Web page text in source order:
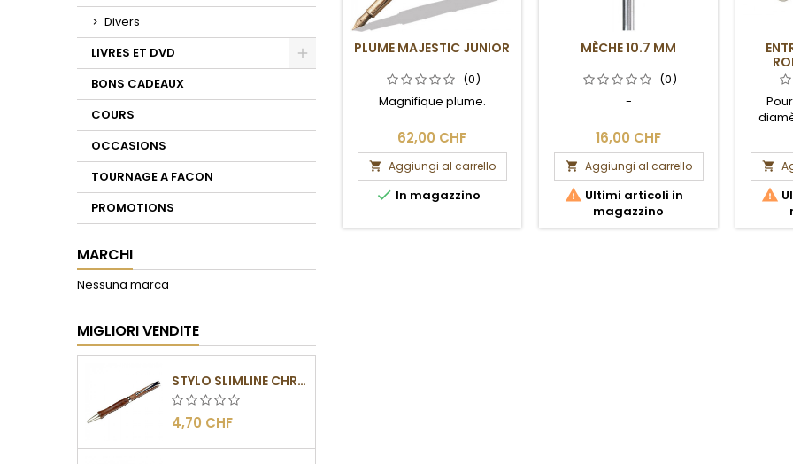
Divers
LIVRES ET DVD
Toggle
BONS CADEAUX
COURS
OCCASIONS
TOURNAGE A FACON
PROMOTIONS
MARCHI
Nessuna marca
MIGLIORI VENDITE
STYLO SLIMLINE CHROMÉ
4,70 CHF
PLUME MAJESTIC JUNIOR
(0)
Magnifique plume.
62,00 CHF
 Aggiungi al carrello
 In magazzino
MÈCHE 10.7 MM
(0)
-
16,00 CHF
 Aggiungi al carrello
 Ultimi articoli in
magazzino

